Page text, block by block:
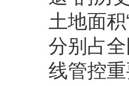
土地面
分别占
线管控